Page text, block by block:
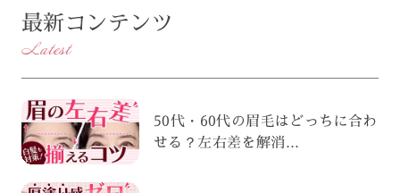
最新コンテンツ
Latest
50代・60代の眉毛はどっちに合わ
せる？左右差を解消...